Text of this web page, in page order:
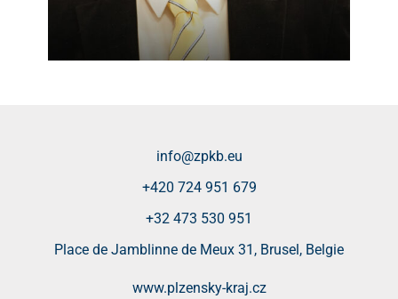
info@zpkb.eu
+420 724 951 679
+32 473 530 951
Place de Jamblinne de Meux 31, Brusel, Belgie
www.plzensky-kraj.cz